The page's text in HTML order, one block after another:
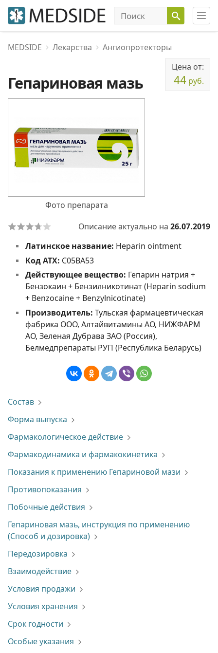
MEDSIDE Лекарства Ангиопротекторы
Гепариновая мазь
Цена от:
44 руб.
Фото препарата
Описание актуально на 26.07.2019
Латинское название: Heparin ointment
Код АТХ: C05BA53
Действующее вещество: Гепарин натрия +
Бензокаин + Бензилникотинат (Heparin sodium
+ Benzocaine + Benzylnicotinate)
Производитель: Тульская фармацевтическая
фабрика ООО, Алтайвитамины АО, НИЖФАРМ
АО, Зеленая Дубрава ЗАО (Россия),
Белмедпрепараты РУП (Республика Беларусь)
Состав
Форма выпуска
Фармакологическое действие
Фармакодинамика и фармакокинетика
Показания к применению Гепариновой мази
Противопоказания
Побочные действия
Гепариновая мазь, инструкция по применению
(Способ и дозировка)
Передозировка
Взаимодействие
Условия продажи
Условия хранения
Срок годности
Особые указания